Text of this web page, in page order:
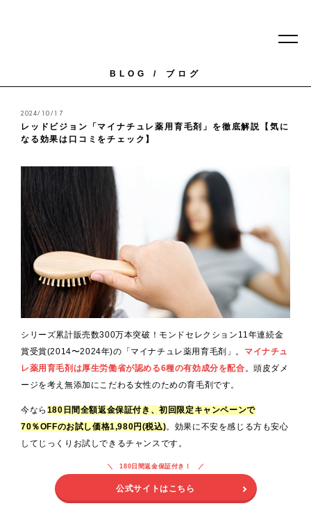
BLOG ブログ
2024/10/17
レッドビジョン「マイナチュレ薬用育毛剤」を徹底解説【気に
なる効果は口コミをチェック】
シリーズ累計販売数300万本突破！モンドセレクション11年連続金
賞受賞(2014〜2024年)の「マイナチュレ薬用育毛剤」。 マイナチュ
レ薬用育毛剤は厚生労働省が認める6種の有効成分を配合。頭皮ダメ
ージを考え無添加にこだわる女性のための育毛剤です。
今なら 180日間全額返金保証付き、初回限定キャンペーンで
70％OFFのお試し価格1,980円(税込)。効果に不安を感じる方も安心
してじっくりお試しできるチャンスです。
180日間返金保証付き！
公式サイトはこちら